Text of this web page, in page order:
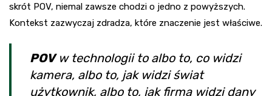
skrót POV, niemal zawsze chodzi o jedno z powyższych.
Kontekst zazwyczaj zdradza, które znaczenie jest właściwe.
POVw technologii to albo to, co widzi
kamera, albo to, jak widzi świat
użytkownik, albo to, jak firma widzi dany